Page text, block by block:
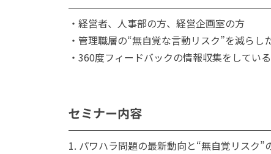
・経営者、人事部の方、経営企画室の方
・管理職層の“無自覚な言動リスク”を減らし
・360度フィードバックの情報収集をしてい
セミナー内容
1. パワハラ問題の最新動向と“無自覚リスク”